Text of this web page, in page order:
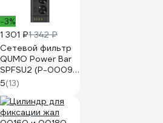
-3%
1 301 ₽1 342 ₽
Сетевой фильтр
QUMO Power Bar
SPFSU2 (P-0009),
5 выключаемых
розеток, 2500 Вт,
10A, кабель 2м 3*1
мм чистая медь,
5(13)